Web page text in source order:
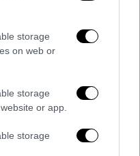
storage
on web or
storage
or app.
storage